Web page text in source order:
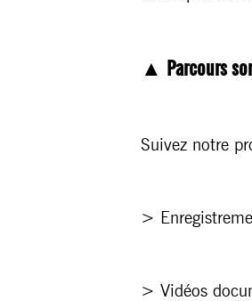
▲ Parcours
Suivez notre
>
> Vidéos